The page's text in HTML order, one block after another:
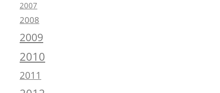
2007
2008
2009
2010
2011